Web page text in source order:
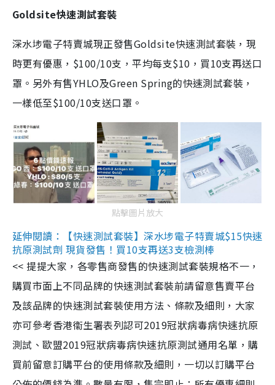
Goldsite快速測試套裝
深水埗電子特賣城現正發售Goldsite快速測試套裝，現
時更有優惠，$100/10支，平均每支$10，買10支再送口
罩。另外有售YHLO及Green Spring的快速測試套裝，
一樣低至$100/10支送口罩。
點擊圖片放大
延伸閱讀：【快速測試套裝】深水埗電子特賣城$15快速
抗原測試劑 現貨發售！買10支再送3支檢測棒
<< 提提大家，各零售商發售的快速測試套裝規格不一，
購買市面上不同品牌的快速測試套裝前請留意售賣平台
及該品牌的快速測試套裝使用方法、條款及細則，大家
亦可參考香港衞生署表列認可2019冠狀病毒病快速抗原
測試、歐盟2019冠狀病毒病快速抗原測試通用名單，購
買前留意訂購平台的使用條款及細則，一切以訂購平台